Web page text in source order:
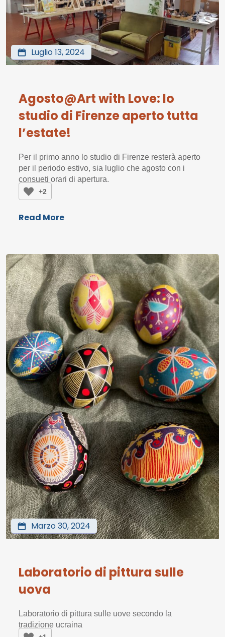
Luglio 13, 2024
Agosto@Art with Love: lo
studio di Firenze aperto tutta
l’estate!
Per il primo anno lo studio di Firenze resterà aperto
per il periodo estivo, sia luglio che agosto con i
consueti orari di apertura.
+2
Read More
Marzo 30, 2024
Laboratorio di pittura sulle
uova
Laboratorio di pittura sulle uove secondo la
tradizione ucraina